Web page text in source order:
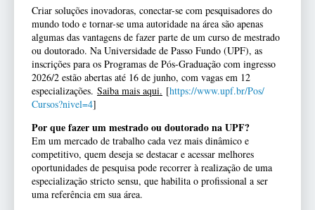
Criar soluções inovadoras, conectar-se com pesquisadores do
mundo todo e tornar-se uma autoridade na área são apenas
algumas das vantagens de fazer parte de um curso de mestrado
ou doutorado. Na Universidade de Passo Fundo (UPF), as
inscrições para os Programas de Pós-Graduação com ingresso
2026/2 estão abertas até 16 de junho, com vagas em 12
especializações. Saiba mais aqui. [https://www.upf.br/Pos/
Cursos?nivel=4]
Por que fazer um mestrado ou doutorado na UPF?
Em um mercado de trabalho cada vez mais dinâmico e
competitivo, quem deseja se destacar e acessar melhores
oportunidades de pesquisa pode recorrer à realização de uma
especialização stricto sensu, que habilita o profissional a ser
uma referência em sua área.